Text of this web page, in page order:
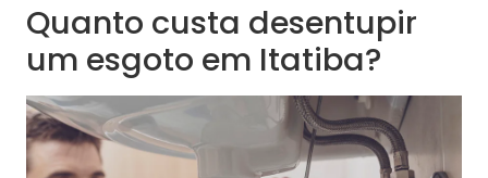
Quanto custa desentupir
um esgoto em Itatiba?